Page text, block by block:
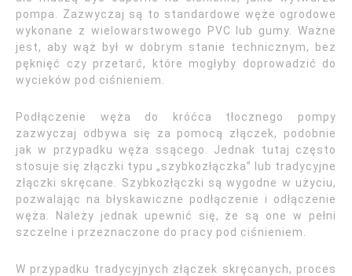
pompa. Zazwyczaj są to standardowe węże ogrodowe
wykonane z wielowarstwowego PVC lub gumy. Ważne
jest, aby wąż był w dobrym stanie technicznym, bez
pęknięć czy przetarć, które mogłyby doprowadzić do
wycieków pod ciśnieniem.
Podłączenie węża do króćca tłocznego pompy
zazwyczaj odbywa się za pomocą złączek, podobnie
jak w przypadku węża ssącego. Jednak tutaj często
stosuje się złączki typu „szybkozłączka” lub tradycyjne
złączki skręcane. Szybkozłączki są wygodne w użyciu,
pozwalając na błyskawiczne podłączenie i odłączenie
węża. Należy jednak upewnić się, że są one w pełni
szczelne i przeznaczone do pracy pod ciśnieniem.
W przypadku tradycyjnych złączek skręcanych, proces